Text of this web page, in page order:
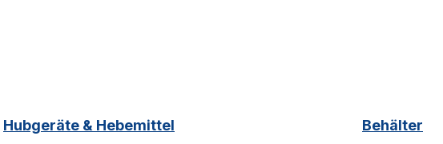
Hubgeräte & Hebemittel Behälter